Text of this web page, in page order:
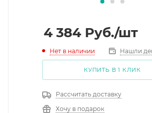
4 384 Руб./шт
Нет в наличии Нашли
КУПИТЬ В 1 КЛИК
Рассчитать доставку
Хочу в подарок